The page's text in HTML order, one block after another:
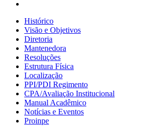
Histórico
Visão e Objetivos
Diretoria
Mantenedora
Resoluções
Estrutura Física
Localização
PPI/PDI Regimento
CPA/Avaliação Institucional
Manual Acadêmico
Notícias e Eventos
Proinpe